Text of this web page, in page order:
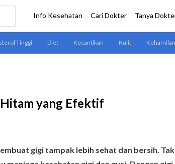
yang Efektif
gigi tampak lebih sehat dan bersih. Tak